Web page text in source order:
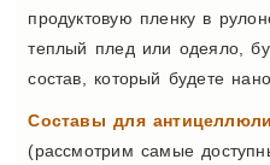
продуктовую пленку в
теплый плед или одеяло,
состав, который будете
Составы для
(рассмотрим самые